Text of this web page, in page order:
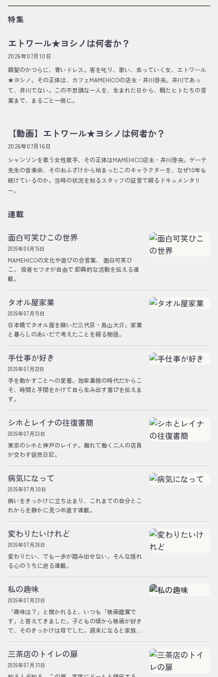
特集
エトワール★ヨシノは何者か？
2026年07月10日
銀髪のかつらに、青いドレス。客を叱り、歌い、去っていく女、エトワール
★ヨシノ。その正体は、カフェMAMEHICOの店主・井川啓央。井川であっ
て、井川でない。この不思議な一人を、生まれた日から、観たヒトたちの言
葉まで、まるごと一冊に。
【動画】エトワール★ヨシノは何者か？
2026年07月16日
シャンソンを歌う女性歌手、その正体はMAMEHICO店主・井川啓央。ゲーテ
先生の音楽会、そのおふざけから始まったこのキャラクターを、なぜ10年も
続けているのか。当時の状況を知るスタッフの証言で綴るドキュメンタリ
ー。
連載
面白可笑ひこの世界
2026年06月15日
MAMEHICOの文化や遊びの合言葉、 面白可笑ひ
こ。 役者セツオが自由で 即興的な活動を伝える連
載。
タオル屋家業
2026年07月19日
日本橋でタオル屋を継いだ三代目・鳥山大介。家業
と暮らしのあいだで考えたことを綴る物語。
手仕事が好き
2026年07月22日
手を動かすことへの愛着。効率重視の時代だからこ
そ、時間と手間をかけて自ら生み出す喜びを伝えま
す。
シホとレイナの往復書簡
2026年07月23日
東京のシホと神戸のレイナ。離れて働く二人の店員
が交わす徒然日記。
病気になって
2026年07月30日
病いをきっかけに立ち止まり、これまでの自分とこ
れからを静かに見つめ直す連載。
変わりたいけれど
2026年07月28日
変わりたい、でも一歩が踏み出せない。そんな揺れ
る心のうちに迫る連載。
私の趣味
2026年07月23日
「趣味は？」と聞かれると、いつも「映画鑑賞で
す」と答えてきました。子どもの頃から映画が好き
で、そのきっかけは母でした。週末になると家族で
三茶店のトイレの扉
2026年07月31日